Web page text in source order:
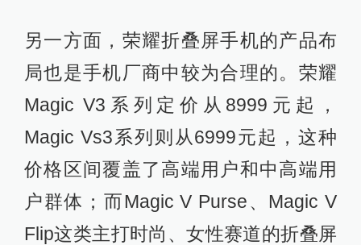
另一方面，荣耀折叠屏手机的产品布
局也是手机厂商中较为合理的。荣耀
Magic V3系列定价从8999元起，
Magic Vs3系列则从6999元起，这种
价格区间覆盖了高端用户和中高端用
户群体；而Magic V Purse、Magic V
Flip这类主打时尚、女性赛道的折叠屏